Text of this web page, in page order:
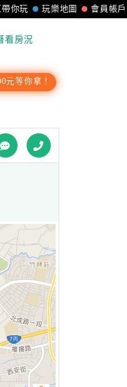
會員帳戶
玩樂地圖
你玩
看房況
元等你拿！